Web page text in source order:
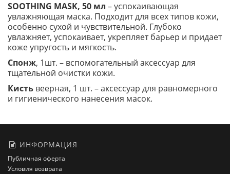
SOOTHING MASK, 50 мл – успокаивающая
увлажняющая маска. Подходит для всех типов кожи,
особенно сухой и чувствительной. Глубоко
увлажняет, успокаивает, укрепляет барьер и придает
коже упругость и мягкость.
Спонж, 1шт. – вспомогательный аксессуар для
тщательной очистки кожи.
Кисть веерная, 1 шт. – аксессуар для равномерного
и гигиенического нанесения масок.
ИНФОРМАЦИЯ
Публичная оферта
Условия возврата